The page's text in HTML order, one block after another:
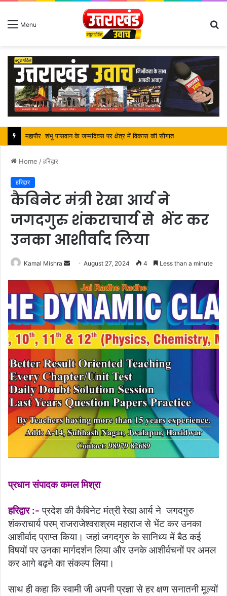
Menu
महापौर शंभू पासवान के जन्मदिवस पर क्षेत्र में विकास की सौगात
Home /हरिद्वार
हरिद्वार
कैबिनेट मंत्री रेखा आर्य ने
जगदगुरु शंकराचार्य से भेंट कर
उनका आशीर्वाद लिया
Kamal Mishra
Send
email
August 27, 2024 4 Less than a minute
प्रधान संपादक कमल मिश्रा
हरिद्वार :- प्रदेश की कैबिनेट मंत्री रेखा आर्य ने जगदगुरु
शंकराचार्य परम् राजराजेश्वराश्रम महाराज से भेंट कर उनका
आशीर्वाद प्राप्त किया। जहां जगदगुरु के सानिध्य में बैठ कई
विषयों पर उनका मार्गदर्शन लिया और उनके आशीर्वचनों पर अमल
कर आगे बढ़ने का संकल्प लिया।
साथ ही कहा कि स्वामी जी अपनी प्रज्ञा से हर क्षण सनातनी मूल्यों